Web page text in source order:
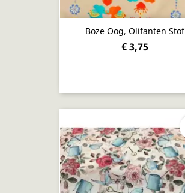
Boze Oog, Olifanten Stof
€ 3,75